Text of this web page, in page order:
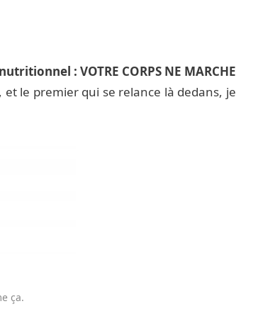
: VOTRE CORPS NE MARCHE
le premier qui se relance là dedans, je
ça.